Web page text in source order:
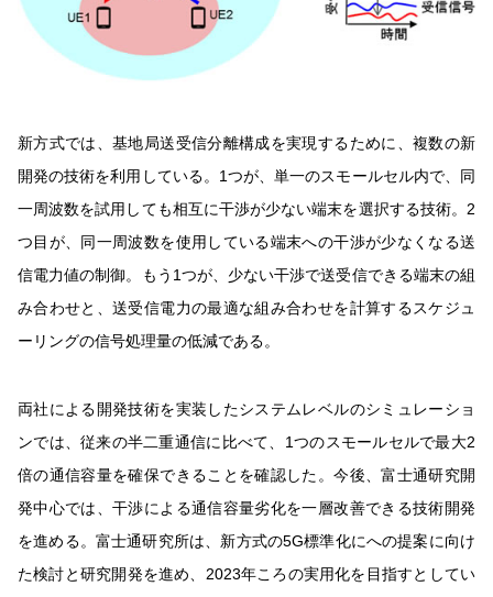
新方式では、基地局送受信分離構成を実現するために、複数の新
開発の技術を利用している。1つが、単一のスモールセル内で、同
一周波数を試用しても相互に干渉が少ない端末を選択する技術。2
つ目が、同一周波数を使用している端末への干渉が少なくなる送
信電力値の制御。もう1つが、少ない干渉で送受信できる端末の組
み合わせと、送受信電力の最適な組み合わせを計算するスケジュ
ーリングの信号処理量の低減である。
両社による開発技術を実装したシステムレベルのシミュレーショ
ンでは、従来の半二重通信に比べて、1つのスモールセルで最大2
倍の通信容量を確保できることを確認した。今後、富士通研究開
発中心では、干渉による通信容量劣化を一層改善できる技術開発
を進める。富士通研究所は、新方式の5G標準化にへの提案に向け
た検討と研究開発を進め、2023年ころの実用化を目指すとしてい